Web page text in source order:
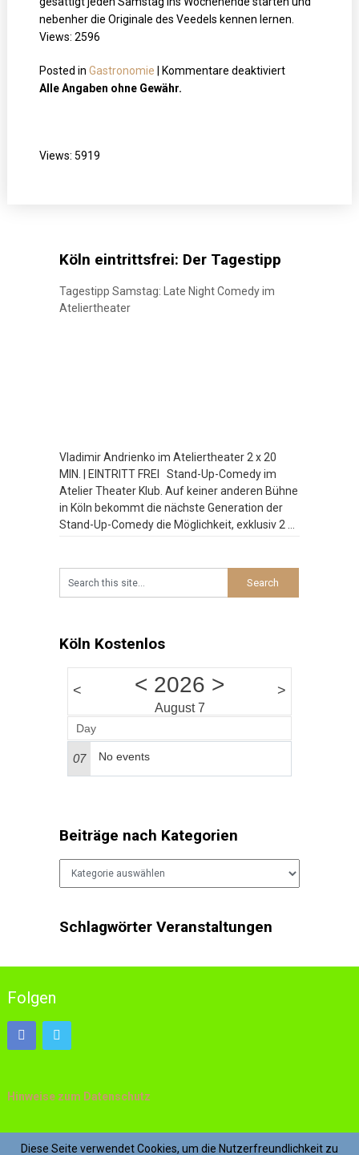
nebenher die Originale des Veedels kennen lernen.
Views: 2596
Posted in Gastronomie Kommentare deaktiviertfür
Alle Angaben ohne Gewähr.
Views: 5919
Köln eintrittsfrei: Der Tagestipp
Tagestipp Samstag: Late Night Comedy im
Ateliertheater
Vladimir Andrienko im Ateliertheater 2 x 20
MIN. | EINTRITT FREI Stand-Up-Comedy im
Atelier Theater Klub. Auf keiner anderen Bühne
in Köln bekommt die nächste Generation der
Stand-Up-Comedy die Möglichkeit, exklusiv 2 x
Köln Kostenlos
< < 2026 >
August 7
>
Day
07 No events
Beiträge nach Kategorien
Schlagwörter Veranstaltungen
Folgen
Hinweise zum Datenschutz
Impressum
Diese Seite verwendet Cookies, um die Nutzerfreundlichkeit zu